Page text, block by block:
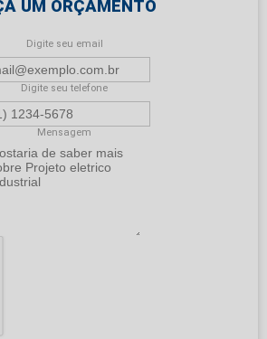
UM ORÇAMENTO
Digite seu email
Digite seu telefone
Mensagem